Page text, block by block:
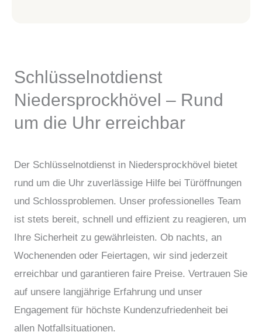
Schlüsselnotdienst
Niedersprockhövel – Rund
um die Uhr erreichbar
Der Schlüsselnotdienst in Niedersprockhövel bietet
rund um die Uhr zuverlässige Hilfe bei Türöffnungen
und Schlossproblemen. Unser professionelles Team
ist stets bereit, schnell und effizient zu reagieren, um
Ihre Sicherheit zu gewährleisten. Ob nachts, an
Wochenenden oder Feiertagen, wir sind jederzeit
erreichbar und garantieren faire Preise. Vertrauen Sie
auf unsere langjährige Erfahrung und unser
Engagement für höchste Kundenzufriedenheit bei
allen Notfallsituationen.